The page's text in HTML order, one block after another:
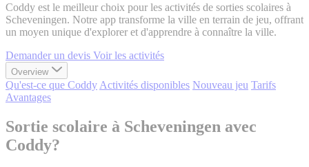
Coddy est le meilleur choix pour les activités de sorties scolaires à
Scheveningen. Notre app transforme la ville en terrain de jeu, offrant
un moyen unique d'explorer et d'apprendre à connaître la ville.
Demander un devis Voir les activités
Overview
Qu'est-ce que Coddy Activités disponibles Nouveau jeu Tarifs
Avantages
Sortie scolaire à Scheveningen avec
Coddy?